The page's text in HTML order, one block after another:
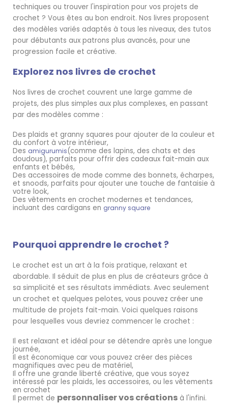
techniques ou trouver l'inspiration pour vos projets de
crochet ? Vous êtes au bon endroit. Nos livres proposent
des modèles variés adaptés à tous les niveaux, des tutos
pour débutants aux patrons plus avancés, pour une
progression facile et créative.
Explorez nos livres de crochet
Nos livres de crochet couvrent une large gamme de
projets, des plus simples aux plus complexes, en passant
par des modèles comme :
Des plaids et granny squares pour ajouter de la couleur et
du confort à votre intérieur,
Des amigurumis(comme des lapins, des chats et des
doudous), parfaits pour offrir des cadeaux fait-main aux
enfants et bébés,
Des accessoires de mode comme des bonnets, écharpes,
et snoods, parfaits pour ajouter une touche de fantaisie à
votre look,
Des vêtements en crochet modernes et tendances,
incluant des cardigans en granny square
Pourquoi apprendre le crochet ?
Le crochet est un art à la fois pratique, relaxant et
abordable. Il séduit de plus en plus de créateurs grâce à
sa simplicité et ses résultats immédiats. Avec seulement
un crochet et quelques pelotes, vous pouvez créer une
multitude de projets fait-main. Voici quelques raisons
pour lesquelles vous devriez commencer le crochet :
Il est relaxant et idéal pour se détendre après une longue
journée,
Il est économique car vous pouvez créer des pièces
magnifiques avec peu de matériel,
Il offre une grande liberté créative, que vous soyez
intéressé par les plaids, les accessoires, ou les vêtements
en crochet
Il permet de personnaliser vos créations à l'infini.